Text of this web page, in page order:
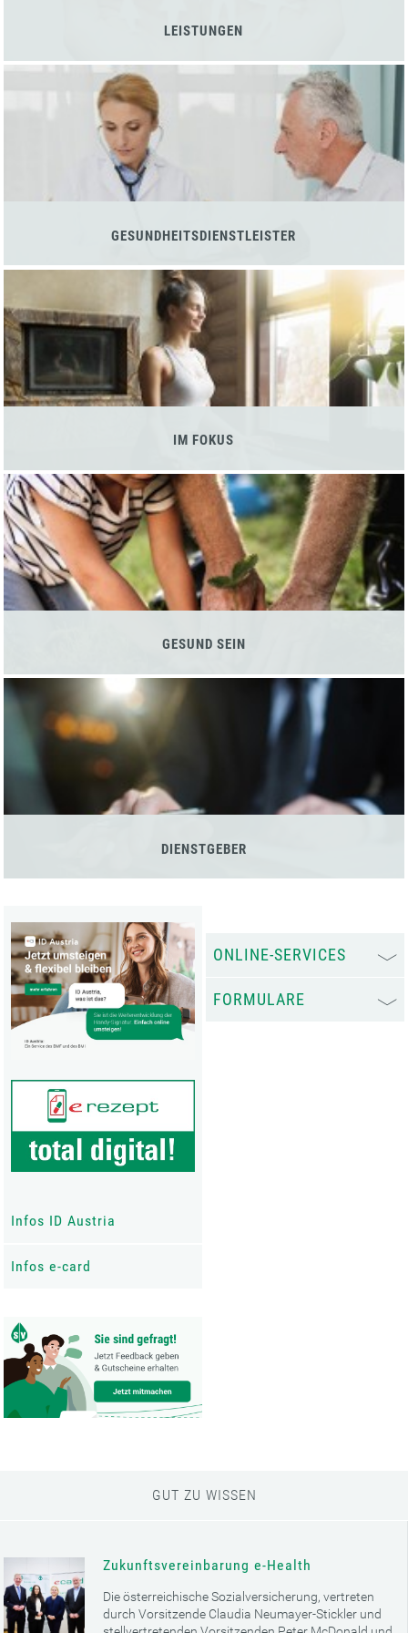
LEISTUNGEN
GESUNDHEITSDIENSTLEISTER
IM FOKUS
GESUND SEIN
DIENSTGEBER
Infos ID Austria
Infos e-card
ONLINE-SERVICES
FORMULARE
GUT ZU WISSEN
Zukunftsvereinbarung e-Health
Die österreichische Sozialversicherung, vertreten
durch Vorsitzende Claudia Neumayer-Stickler und